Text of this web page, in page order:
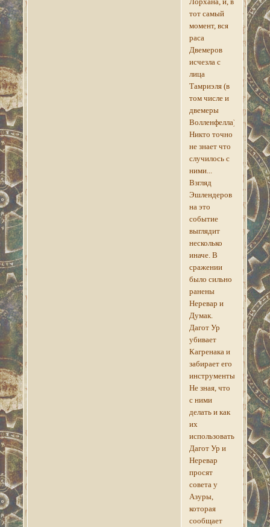
тот самый
момент, вся
раса
Двемеров
исчезла с
лица
Тамриэля (в
том числе и
двемеры
Волленфелла).
Никто точно
не знает что
случилось с
ними...
Взгляд
Эшлендеров
на это
событие
выглядит
несколько
иначе. В
сражении
было сильно
ранены
Неревар и
Думак.
Дагот Ур
убивает
Кагренака и
забирает его
инструменты.
Не зная, что
с ними
делать и как
их
использовать,
Дагот Ур и
Неревар
просят
совета у
Азуры,
которая
сообщает